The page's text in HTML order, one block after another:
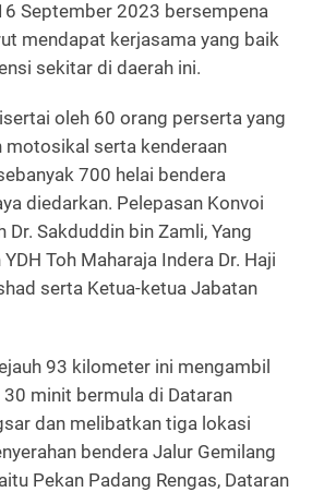
September 2023 bersempena
mendapat kerjasama yang baik
sekitar di daerah ini.
oleh 60 orang perserta yang
motosikal serta kenderaan
700 helai bendera
diedarkan. Pelepasan Konvoi
Sakduddin bin Zamli, Yang
Toh Maharaja Indera Dr. Haji
serta Ketua-ketua Jabatan
93 kilometer ini mengambil
minit bermula di Dataran
dan melibatkan tiga lokasi
bendera Jalur Gemilang
Pekan Padang Rengas, Dataran